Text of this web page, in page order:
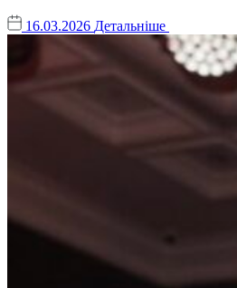
16.03.2026 Детальніше